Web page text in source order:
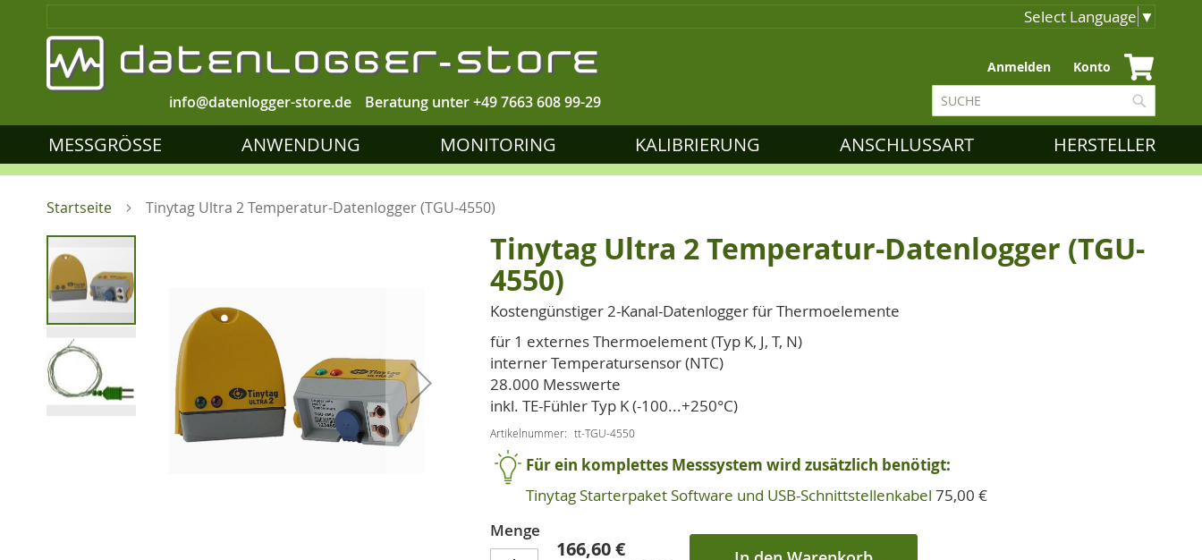
Select Language ▼
Beratung unter+49 7663 608 99-29
info@datenlogger-store.de
Zum
Inhalt
springen
Anmelden Konto
Suche
MESSGRÖSSE ANWENDUNG MONITORING KALIBRIERUNG ANSCHLUSSART HERSTELLER
Startseite Tinytag Ultra 2 Temperatur-Datenlogger (TGU-4550)
Zum
Ende
der
Bildgalerie
springen
Tinytag Ultra 2 Temperatur-Datenlogger (TGU-
4550)
Kostengünstiger 2-Kanal-Datenlogger für Thermoelemente
für 1 externes Thermoelement (Typ K, J, T, N)
interner Temperatursensor (NTC)
28.000 Messwerte
inkl. TE-Fühler Typ K (-100...+250°C)
Artikelnummer tt-TGU-4550
Für ein komplettes Messsystem wird zusätzlich benötigt:
Tinytag Starterpaket Software und USB-Schnittstellenkabel 75,00 €
Menge
166,60 €